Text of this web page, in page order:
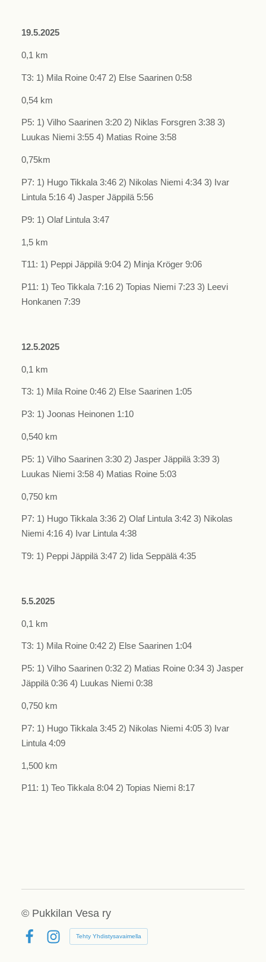
19.5.2025
0,1 km
T3: 1) Mila Roine 0:47 2) Else Saarinen 0:58
0,54 km
P5: 1) Vilho Saarinen 3:20 2) Niklas Forsgren 3:38 3)
Luukas Niemi 3:55 4) Matias Roine 3:58
0,75km
P7: 1) Hugo Tikkala 3:46 2) Nikolas Niemi 4:34 3) Ivar
Lintula 5:16 4) Jasper Jäppilä 5:56
P9: 1) Olaf Lintula 3:47
1,5 km
T11: 1) Peppi Jäppilä 9:04 2) Minja Kröger 9:06
P11: 1) Teo Tikkala 7:16 2) Topias Niemi 7:23 3) Leevi
Honkanen 7:39
12.5.2025
0,1 km
T3: 1) Mila Roine 0:46 2) Else Saarinen 1:05
P3: 1) Joonas Heinonen 1:10
0,540 km
P5: 1) Vilho Saarinen 3:30 2) Jasper Jäppilä 3:39 3)
Luukas Niemi 3:58 4) Matias Roine 5:03
0,750 km
P7: 1) Hugo Tikkala 3:36 2) Olaf Lintula 3:42 3) Nikolas
Niemi 4:16 4) Ivar Lintula 4:38
T9: 1) Peppi Jäppilä 3:47 2) Iida Seppälä 4:35
5.5.2025
0,1 km
T3: 1) Mila Roine 0:42 2) Else Saarinen 1:04
P5: 1) Vilho Saarinen 0:32 2) Matias Roine 0:34 3) Jasper
Jäppilä 0:36 4) Luukas Niemi 0:38
0,750 km
P7: 1) Hugo Tikkala 3:45 2) Nikolas Niemi 4:05 3) Ivar
Lintula 4:09
1,500 km
P11: 1) Teo Tikkala 8:04 2) Topias Niemi 8:17
© Pukkilan Vesa ry
Instagram
Tehty Yhdistysavaimella